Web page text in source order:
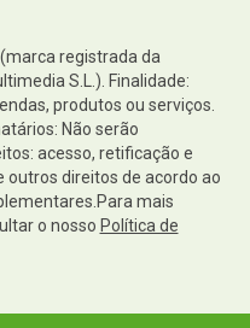
registrada da
S.L.). Finalidade:
produtos ou serviços.
Não serão
acesso, retificação e
outros direitos de acordo ao
mais
o nosso Política de